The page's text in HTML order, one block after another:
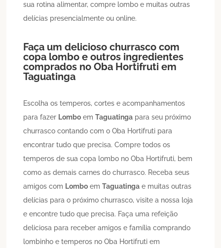
sua rotina alimentar, compre lombo e muitas outras
delícias presencialmente ou online.
Faça um delicioso churrasco com
copa lombo e outros ingredientes
comprados no Oba Hortifruti em
Taguatinga
Escolha os temperos, cortes e acompanhamentos
para fazer Lombo emTaguatinga para seu próximo
churrasco contando com o Oba Hortifruti para
encontrar tudo que precisa. Compre todos os
temperos de sua copa lombo no Oba Hortifruti, bem
como as demais carnes do churrasco. Receba seus
amigos com Lombo emTaguatinga e muitas outras
delícias para o próximo churrasco, visite a nossa loja
e encontre tudo que precisa. Faça uma refeição
deliciosa para receber amigos e família comprando
lombinho e temperos no Oba Hortifruti em